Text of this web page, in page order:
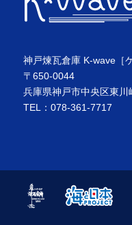
神戸煉瓦倉庫 K-wave［
〒650-0044
兵庫県神戸市中央区東
TEL：078-361-7717